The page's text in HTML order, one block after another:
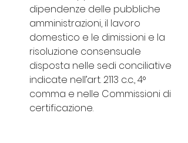
dipendenze delle pubbliche
amministrazioni, il lavoro
domestico e le dimissioni e la
risoluzione consensuale
disposta nelle sedi conciliative
indicate nell’art. 2113 c.c., 4°
comma e nelle Commissioni di
certificazione.